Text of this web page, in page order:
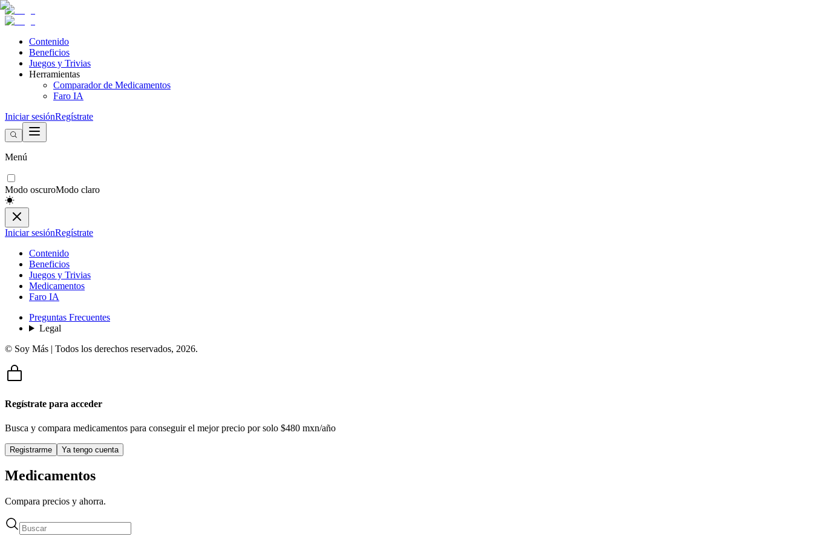
Contenido
Beneficios
Juegos y Trivias
Herramientas
Comparador de Medicamentos
Faro IA
Iniciar sesiónRegístrate
Menú
Modo oscuroModo claro
Iniciar sesiónRegístrate
Contenido
Beneficios
Juegos y Trivias
Medicamentos
Faro IA
Preguntas Frecuentes
Legal
© Soy Más | Todos los derechos reservados, 2026.
Regístrate para acceder
Busca y compara medicamentos para conseguir el mejor precio por solo $480 mxn/año
Registrarme Ya tengo cuenta
Medicamentos
Compara precios y ahorra.